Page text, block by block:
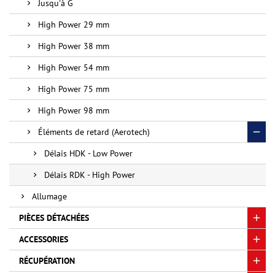
Jusqu'à G
High Power 29 mm
High Power 38 mm
High Power 54 mm
High Power 75 mm
High Power 98 mm
Éléments de retard (Aerotech)
Délais HDK - Low Power
Délais RDK - High Power
Allumage
PIÈCES DÉTACHÉES
ACCESSORIES
RÉCUPÉRATION